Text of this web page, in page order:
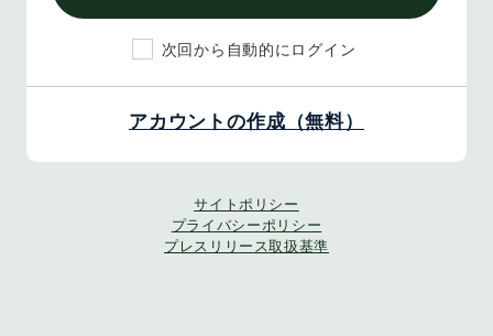
次回から自動的にログイン
アカウントの作成（無料）
サイトポリシー
プライバシーポリシー
プレスリリース取扱基準